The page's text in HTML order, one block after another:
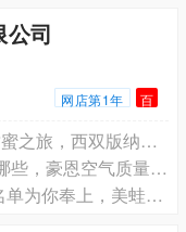
司
网店第1年 百
2026西双版纳蜜月民宿推荐，开启甜蜜之旅，西双版纳民宿口碑推荐在野酒店专注产品质量
2026年6月国内诚信的报警器公司有哪些，豪恩空气质量检测仪/室内空气质量检测仪/军工业门禁，报警器厂家口碑推荐
4月探寻全国麻辣鱼底料门店，推荐名单为你奉上，美蛙鱼底料/美蛙鱼头底料/餐饮底料/底料/鱼火锅底料，底料品牌推荐